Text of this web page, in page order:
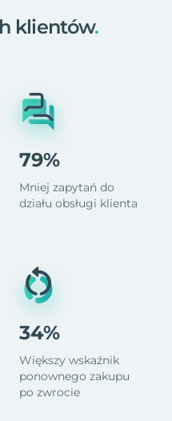
klientów.
79%
Mniej zapytań do
działu obsługi klienta
34%
Większy wskaźnik
ponownego zakupu
po zwrocie